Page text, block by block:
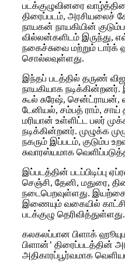
படக்குழுவினரை
திரைப்படம், அரசியலைச்
நாயகன் நாயகியின்
வில்லன்களிடம் இருந்து,
நகைச்சுவை மற்றும்
சொல்லவுள்ளது.
இந்தப் படத்தில் தருண்
நாயகியாக
கூல் சுரேஷ்,
டேனியல், சம்பத் ராம்,
மரியான் உள்ளிட்ட பலர்
நடிக்கின்றனர். முழுக்க
நகரும் இப்படம், குடும்ப
சுவாரஸ்யமாக
இப்படத்தின் படப்பிடிப்பு
செஞ்சி, தேனி, மதுரை,
நடைபெறவுள்ளது. இயற்கை
இணையும் வகையில்
படக்குழு தெரிவித்துள்ளது.
கலகலப்பான பிளாக்
பிளான்’ திரைப்படத்தின்
அதிகாரப்பூர்வமாக